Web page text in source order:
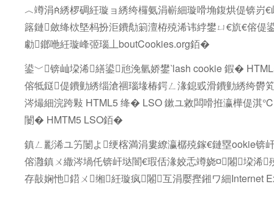
︿竴涓綉椤碉紝璇ョ綉绔欏氨涓嶄細璇嗗埆鍑烘偍锛
簬鏈斂绛栨墍杩扮洰鐨勪箣澶栫殑浠讳綍鐢ㄩ€斻€傛
勮鎯咃紝璇峰弬瑙丄boutCookies.org銆�
鍙﹀锛屾垜浠繕鍙兘浼氫娇鐢‵lash cookie 鍜�
傛牴鎹偍鐨勭綉缁滄祻瑙堟椿鍔ㄥ湪鎴戜滑鐨勭綉绔欎
涔熶細浣跨敤 HTML5 绛� LSO 鏉ユ敹闆嗗拰瀛樺偍淇
闄� HMTM5 LSO銆�
鎮ㄥ彲浠ユ竻闄よ绠楁満涓婁繚瀛樼殑鎵€鏈塁ookie锛
傛灉鎮ㄨ繖涔堝仛锛屽垯闇€瑕佸湪姣忎竴娆¤闂垜浠
存敼娴忚鍣ㄨ缃紝璇疯闂互涓嬮摼鎺ワ細Internet